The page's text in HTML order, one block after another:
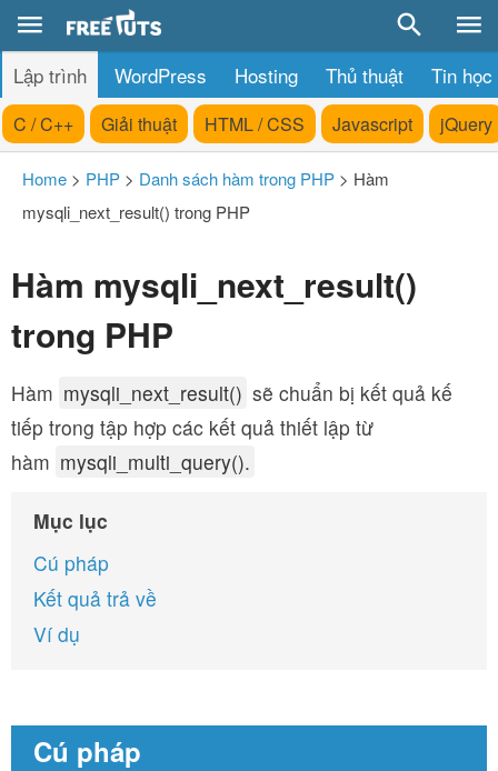
Lập trình WordPress Hosting Thủ thuật Tin học
C / C++ Giải thuật HTML / CSS Javascript jQuery
Home > PHP > Danh sách hàm trong PHP > Hàm
mysqli_next_result() trong PHP
Hàm mysqli_next_result()
trong PHP
Hàm mysqli_next_result() sẽ chuẩn bị kết quả kế
tiếp trong tập hợp các kết quả thiết lập từ
hàm mysqli_multi_query().
Mục lục
Cú pháp
Kết quả trả về
Ví dụ
Cú pháp